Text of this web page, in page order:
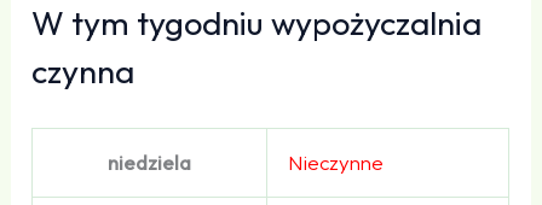
W tym tygodniu wypożyczalnia
czynna
niedziela Nieczynne